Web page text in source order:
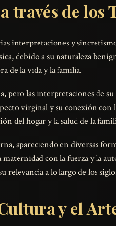
través de los
interpretaciones y
debido a su naturaleza
de la vida y la familia.
las interpretaciones de su
virginal y su conexión con
del hogar y la salud de la
apareciendo en diversas
con la fuerza y la
relevancia a lo largo de los
y el